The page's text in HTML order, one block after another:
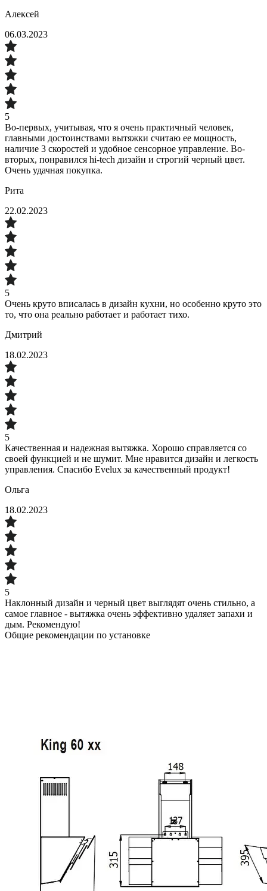
Алексей
06.03.2023
5
Во-первых, учитывая, что я очень практичный человек,
главными достоинствами вытяжки считаю ее мощность,
наличие 3 скоростей и удобное сенсорное управление. Во-
вторых, понравился hi-tech дизайн и строгий черный цвет.
Очень удачная покупка.
Рита
22.02.2023
5
Очень круто вписалась в дизайн кухни, но особенно круто это
то, что она реально работает и работает тихо.
Дмитрий
18.02.2023
5
Качественная и надежная вытяжка. Хорошо справляется со
своей функцией и не шумит. Мне нравится дизайн и легкость
управления. Спасибо Evelux за качественный продукт!
Ольга
18.02.2023
5
Наклонный дизайн и черный цвет выглядят очень стильно, а
самое главное - вытяжка очень эффективно удаляет запахи и
дым. Рекомендую!
Общие рекомендации по установке